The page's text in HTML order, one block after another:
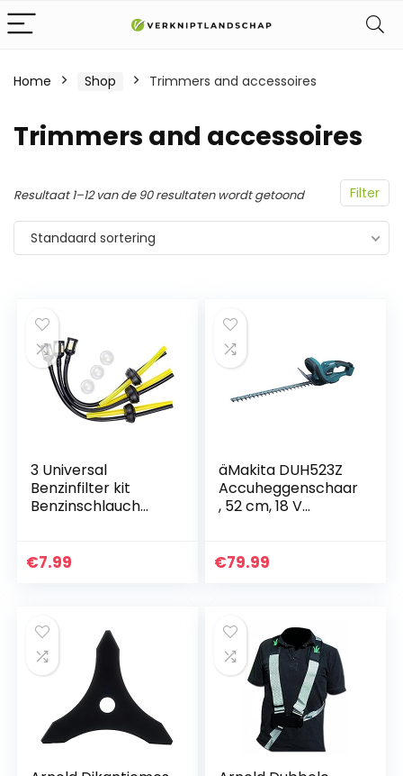
Home Shop Trimmers and accessoires
Trimmers and accessoires
Filter
Resultaat 1–12 van de 90 resultaten wordt getoond
Standaard sortering
3 Universal
Benzinfilter kit
Benzinschlauch
Motorsense
€7.99
äMakita DUH523Z
Accuheggenschaar
, 52 cm, 18 V
€79.99